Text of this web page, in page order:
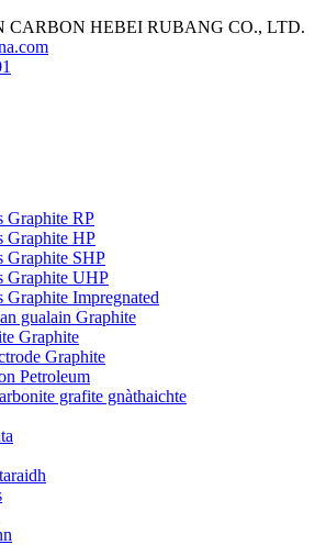
CARBON HEBEI RUBANG CO., LTD.
Graphite RP
Graphite HP
Graphite SHP
Graphite UHP
Graphite Impregnated
gualain Graphite
Graphite
Graphite
Petroleum
grafite gnàthaichte